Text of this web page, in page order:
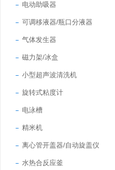
电动助吸器
可调移液器/瓶口分液器
气体发生器
磁力架/冰盒
小型超声波清洗机
旋转式粘度计
电泳槽
精米机
离心管开盖器/自动旋盖仪
水热合反应釜